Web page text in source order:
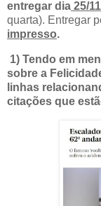
entregar dia 25/11
quarta). Entregar
impresso.
1) Tendo em
sobre a
linhas
citações que